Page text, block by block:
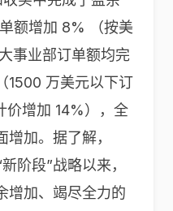
额增加 8% （按美
事业部订单额均完
1500 万美元以下订
价增加 14%），全
加。据了解，
阶段”战略以来，
增加、竭尽全力的